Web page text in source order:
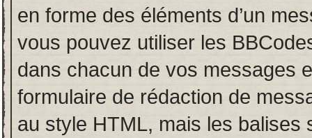
en forme des éléments d’un
vous pouvez utiliser les
dans chacun de vos messages
formulaire de rédaction de
au style HTML, mais les